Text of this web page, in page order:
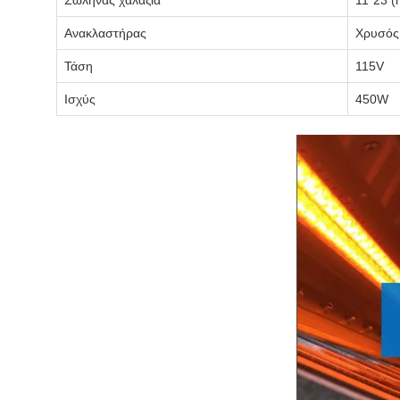
Ανακλαστήρας Χρυσός
Τάση 115V
Ισχύς 450W